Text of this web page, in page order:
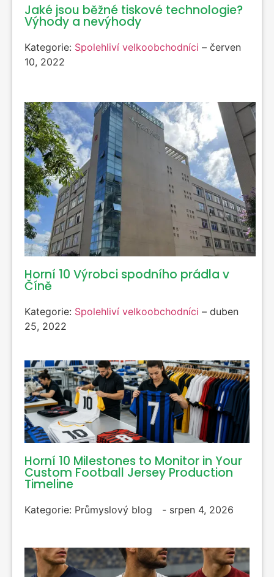
Jaké jsou běžné tiskové technologie?
Výhody a nevýhody
Kategorie: Spolehliví velkoobchodníci – červen
10, 2022
Horní 10 Výrobci spodního prádla v
Číně
Kategorie: Spolehliví velkoobchodníci – duben
25, 2022
Horní 10 Milestones to Monitor in Your
Custom Football Jersey Production
Timeline
Kategorie: Průmyslový blog - srpen 4, 2026